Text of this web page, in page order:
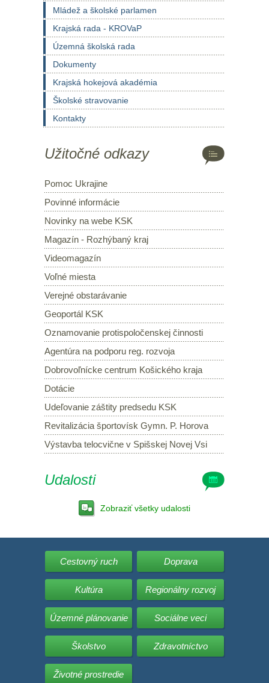
Mládež a školské parlamen
Krajská rada - KROVaP
Územná školská rada
Dokumenty
Krajská hokejová akadémia
Školské stravovanie
Kontakty
Užitočné odkazy
Pomoc Ukrajine
Povinné informácie
Novinky na webe KSK
Magazín - Rozhýbaný kraj
Videomagazín
Voľné miesta
Verejné obstarávanie
Geoportál KSK
Oznamovanie protispoločenskej činnosti
Agentúra na podporu reg. rozvoja
Dobrovoľnícke centrum Košického kraja
Dotácie
Udeľovanie záštity predsedu KSK
Revitalizácia športovísk Gymn. P. Horova
Výstavba telocvične v Spišskej Novej Vsi
Udalosti
Zobraziť všetky udalosti
Cestovný ruch Doprava
Kultúra Regionálny rozvoj
Územné plánovanie Sociálne veci
Školstvo Zdravotníctvo
Životné prostredie